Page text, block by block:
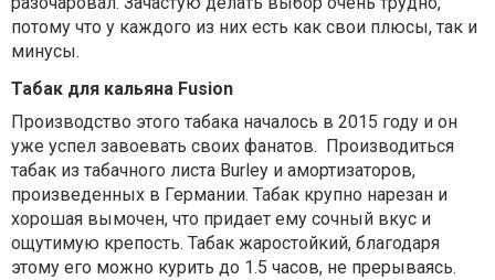
потому что у каждого из них есть как свои плюсы, так и
минусы.
Табак для кальяна Fusion
Производство этого табака началось в 2015 году и он
уже успел завоевать своих фанатов. Производиться
табак из табачного листа Burley и амортизаторов,
произведенных в Германии. Табак крупно нарезан и
хорошая вымочен, что придает ему сочный вкус и
ощутимую крепость. Табак жаростойкий, благодаря
этому его можно курить до 1.5 часов, не прерываясь.